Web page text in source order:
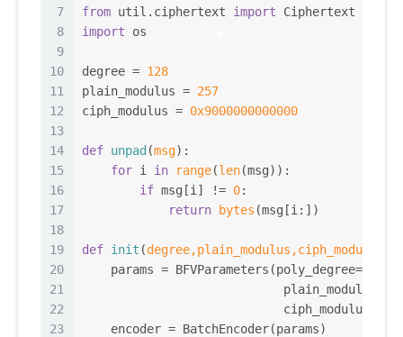
7
8
9
10
11
12
13
14
15
16
17
18
19
20
21
22
23
from util.ciphertext import Ciphertext
import os
degree = 128
plain_modulus = 257
ciph_modulus = 0x9000000000000
def unpad (msg):
for i in range(len(msg)):
if msg[i] != 0:
return
bytes (msg[i:])
def init (degree,plain_modulus,ciph_modulus
params =
    encoder = BatchEncoder(params)